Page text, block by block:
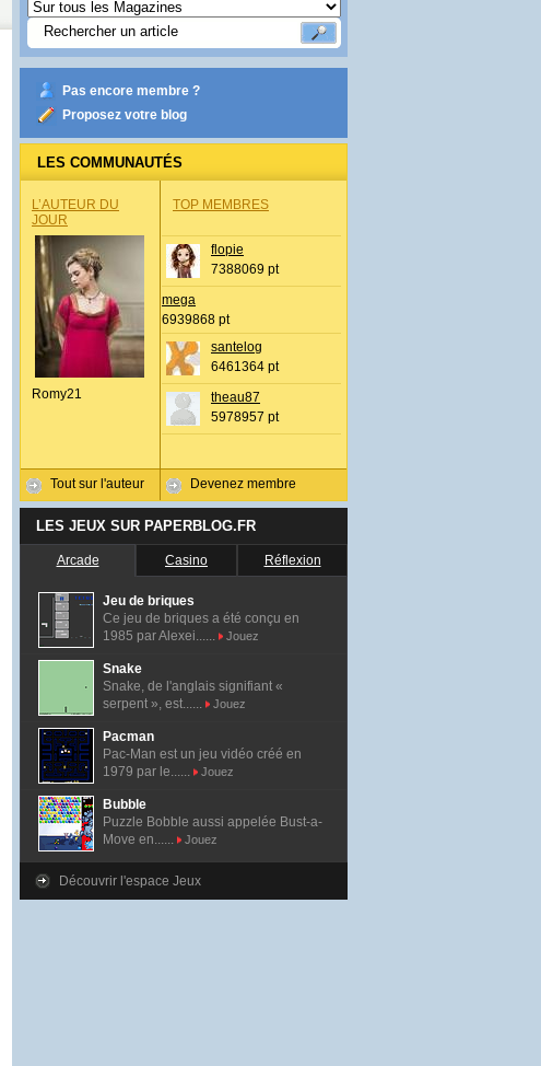
Pas encore membre ?
Proposez votre blog
LES COMMUNAUTÉS
L’AUTEUR DU
JOUR
Romy21
Tout sur l'auteur
TOP MEMBRES
flopie
7388069 pt
mega
6939868 pt
santelog
6461364 pt
theau87
5978957 pt
Devenez membre
LES JEUX SUR PAPERBLOG.FR
Arcade Casino Réflexion
Jeu de briques
Ce jeu de briques a été conçu en
1985 par Alexei......
Jouez
Snake
Snake, de l'anglais signifiant «
serpent », est......
Jouez
Pacman
Pac-Man est un jeu vidéo créé en
1979 par le......
Jouez
Bubble
Puzzle Bobble aussi appelée Bust-a-
Move en......
Jouez
Découvrir l'espace Jeux